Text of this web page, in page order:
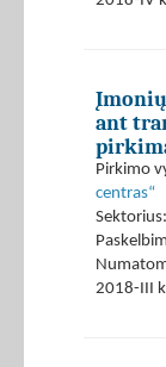
ant
Pirkimo
centras“
2018-III